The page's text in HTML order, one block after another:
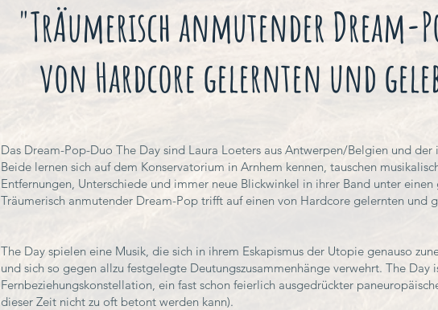
"TrÄumerisch anmutender
von Hardcore gelernten und
Das Dream-Pop-Duo The Day sind Laura Loeters aus Antwerpen/Belgien und
Beide lernen sich auf dem Konservatorium in Arnhem kennen, tauschen
Entfernungen, Unterschiede und immer neue Blickwinkel in ihrer Band unter einen
Träumerisch anmutender Dream-Pop trifft auf einen von Hardcore gelernten und
The Day spielen eine Musik, die sich in ihrem Eskapismus der Utopie genauso
und sich so gegen allzu festgelegte Deutungszusammenhänge verwehrt. The
Fernbeziehungskonstellation, ein fast schon feierlich ausgedrückter
dieser Zeit nicht zu oft betont werden kann).